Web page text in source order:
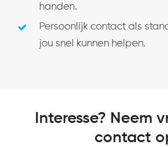
handen.
Persoonlijk contact als
jou snel kunnen helpen.
Interesse? Neem
contact